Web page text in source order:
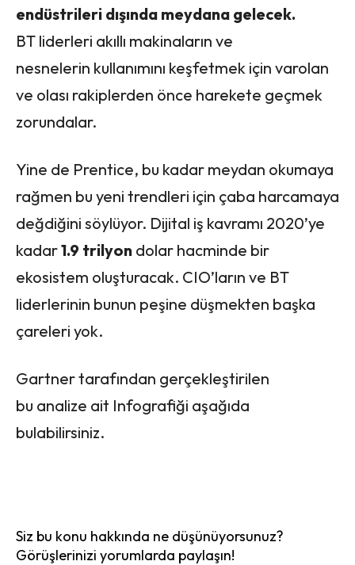
endüstrileri dışında meydana gelecek.
BT liderleri akıllı makinaların ve
nesnelerin kullanımını keşfetmek için varolan
ve olası rakiplerden önce harekete geçmek
zorundalar.
Yine de Prentice, bu kadar meydan okumaya
rağmen bu yeni trendleri için çaba harcamaya
değdiğini söylüyor. Dijital iş kavramı 2020’ye
kadar1.9 trilyon dolar hacminde bir
ekosistem oluşturacak. CIO’ların ve BT
liderlerinin bunun peşine düşmekten başka
çareleri yok.
Gartner tarafından gerçekleştirilen
bu analize ait Infografiği aşağıda
bulabilirsiniz.
Siz bu konu hakkında ne düşünüyorsunuz?
Görüşlerinizi yorumlarda paylaşın!